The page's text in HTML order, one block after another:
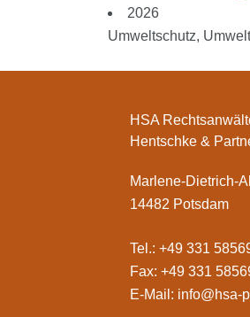
2026
Umweltschutz,
HSA
Hentschke &
Marlene-Dietrich-
14482 Potsdam
Tel.: +49 331
Fax: +49 331
E-Mail: info@hsa-